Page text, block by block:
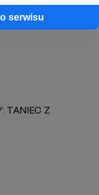
serwisu
TANIEC Z